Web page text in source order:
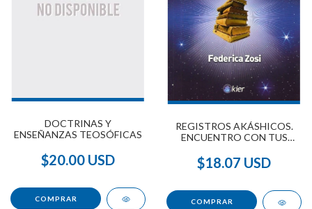
DOCTRINAS Y
ENSEÑANZAS TEOSÓFICAS
$20.00 USD
REGISTROS AKÁSHICOS.
ENCUENTRO CON TUS
$18.07 USD